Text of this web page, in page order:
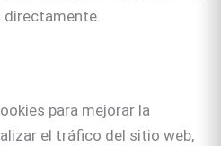
para mejorar la
el tráfico del sitio web,